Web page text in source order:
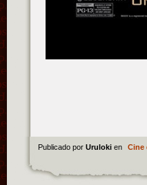
Publicado por Uruloki en Cine